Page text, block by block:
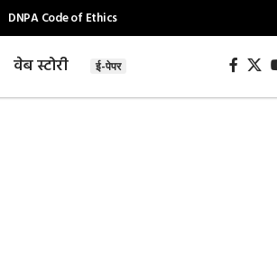
DNPA Code of Ethics
वेब स्टोरी ई-पेपर